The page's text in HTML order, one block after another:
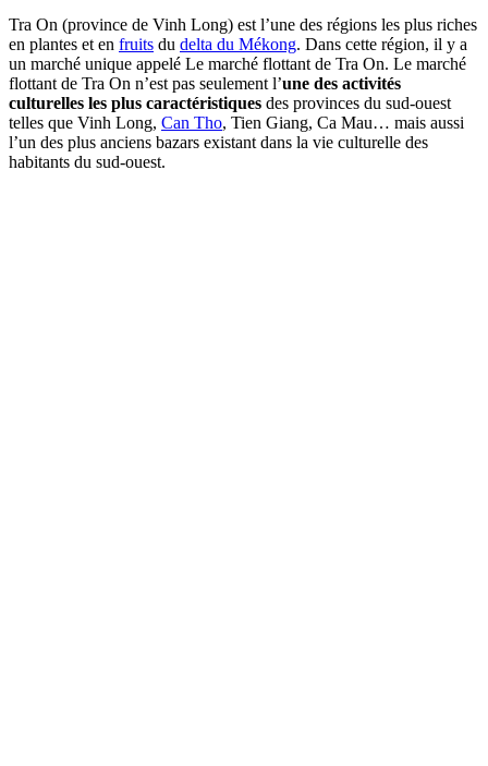
Tra On (province de Vinh Long) est l’une des régions les plus riches
en plantes et en fruits du delta du Mékong. Dans cette région, il y a
un marché unique appelé Le marché flottant de Tra On. Le marché
flottant de Tra On n’est pas seulement l’une des activités
culturelles les plus caractéristiques des provinces du sud-ouest
telles que Vinh Long, Can Tho, Tien Giang, Ca Mau… mais aussi
l’un des plus anciens bazars existant dans la vie culturelle des
habitants du sud-ouest.